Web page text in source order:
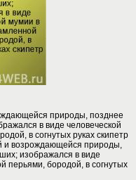
природы, позднее
в виде человеческой
в согнутых руках скипетр
и возрождающейся природы,
изображался в виде
перьями, бородой, в согнутых